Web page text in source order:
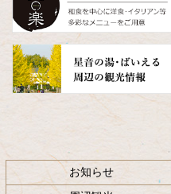
る
お知らせ